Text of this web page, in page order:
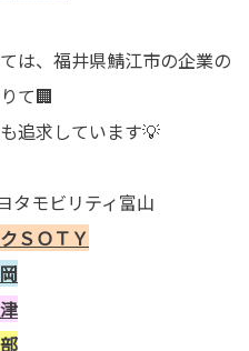
は、福井県鯖江市の企業の
て🏢
も追求しています💡
タモビリティ富山
ＳＯＴＹ